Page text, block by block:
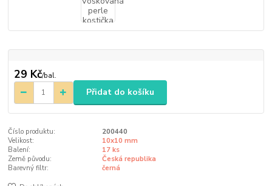
29 Kč/bal.
Přidat do košíku
Číslo produktu:
200440
Velikost:
10x10 mm
Balení:
17 ks
Země původu:
Česká republika
Barevný filtr:
černá